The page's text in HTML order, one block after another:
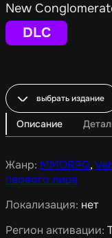
New
DLC
выбрать издание
Описание
Жанр: MMORPG,
первого лица
Локализация: нет
Регион активации: